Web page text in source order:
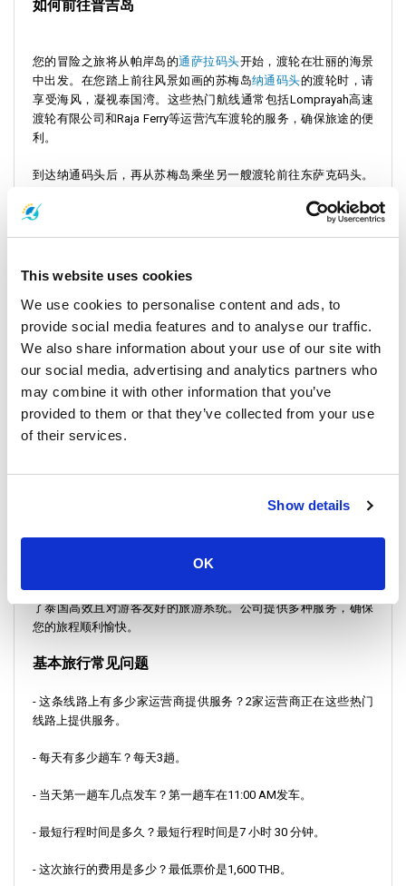
This website uses cookies
We use cookies to personalise content and ads, to
provide social media features and to analyse our traffic.
We also share information about your use of our site with
our social media, advertising and analytics partners who
may combine it with other information that you’ve
provided to them or that they’ve collected from your use
of their services.
Show details
OK
如何前往普吉岛
您的冒险之旅将从帕岸岛的通萨拉码头开始，渡轮在壮丽的海景
中出发。在您踏上前往风景如画的苏梅岛纳通码头的渡轮时，请
享受海风，凝视泰国湾。这些热门航线通常包括Lomprayah高速
渡轮有限公司和Raja Ferry等运营汽车渡轮的服务，确保旅途的便
利。
到达纳通码头后，再从苏梅岛乘坐另一艘渡轮前往东萨克码头。
发，乘坐一辆小型面包车前往
。这段旅程大约需要30
接下来，从素叻他尼机场附近的素叻他尼市乘坐巴士前往
普吉岛须知
在普吉镇，体验充满活力的文化与现代气息的融合。普吉岛以其
热闹的市场、精致的美食摊和历史遗迹而闻名，是活动和传统的
中心。
普吉岛及周边活动
在普吉岛期间，您可以探索大佛等标志性建筑，漫步于老城区，
地，众多轮渡公司提供前往周边岛屿的旅行。请务必提前预订轮
从帕岸岛乘渡轮和巴士前往普吉岛，是一次集舒适、便捷和泰国
美景于一身的丰富体验。这条路线可以轻松在线预订，充分证明
了泰国高效且对游客友好的旅游系统。公司提供多种服务，确保
您的旅程顺利愉快。
基本旅行常见问题
- 这条线路上有多少家运营商提供服务？2家运营商正在这些热门
线路上提供服务。
- 每天有多少趟车？每天3趟。
- 当天第一趟车几点发车？第一趟车在11:00 AM发车。
- 最短行程时间是多久？最短行程时间是7 小时 30 分钟。
- 这次旅行的费用是多少？最低票价是1,600 THB。